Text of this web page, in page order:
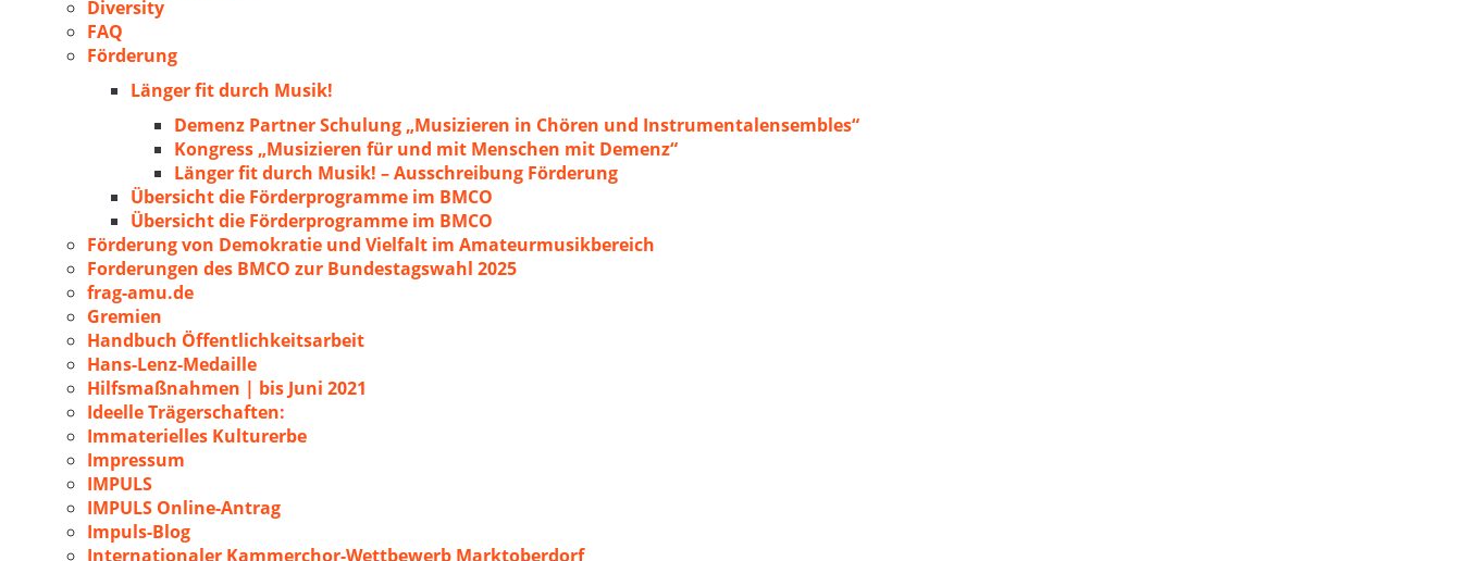
Diversity
FAQ
Förderung
Länger fit durch Musik!
Demenz Partner Schulung „Musizieren in Chören und Instrumentalensembles“
Kongress „Musizieren für und mit Menschen mit Demenz“
Länger fit durch Musik! – Ausschreibung Förderung
Übersicht die Förderprogramme im BMCO
Übersicht die Förderprogramme im BMCO
Förderung von Demokratie und Vielfalt im Amateurmusikbereich
Forderungen des BMCO zur Bundestagswahl 2025
frag-amu.de
Gremien
Handbuch Öffentlichkeitsarbeit
Hans-Lenz-Medaille
Hilfsmaßnahmen | bis Juni 2021
Ideelle Trägerschaften:
Immaterielles Kulturerbe
Impressum
IMPULS
IMPULS Online-Antrag
Impuls-Blog
Internationaler Kammerchor-Wettbewerb Marktoberdorf